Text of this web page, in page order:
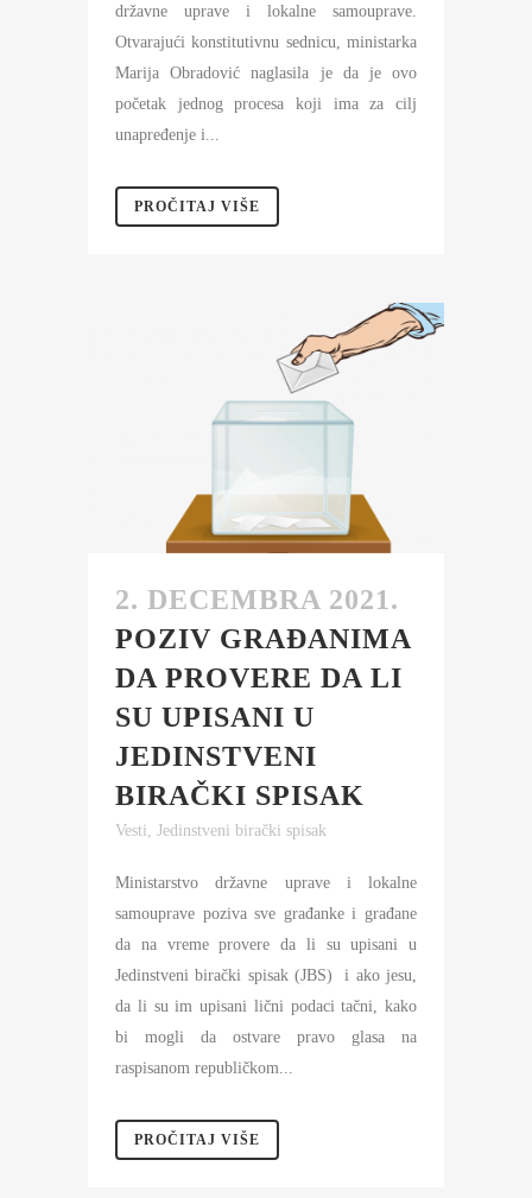
državne uprave i lokalne samouprave.
Otvarajući konstitutivnu sednicu, ministarka
Marija Obradović naglasila je da je ovo
početak jednog procesa koji ima za cilj
unapređenje i...
PROČITAJ VIŠE
2. DECEMBRA 2021.
POZIV GRAĐANIMA
DA PROVERE DA LI
SU UPISANI U
JEDINSTVENI
BIRAČKI SPISAK
Vesti, Jedinstveni birački spisak
Ministarstvo državne uprave i lokalne
samouprave poziva sve građanke i građane
da na vreme provere da li su upisani u
Jedinstveni birački spisak (JBS) i ako jesu,
da li su im upisani lični podaci tačni, kako
bi mogli da ostvare pravo glasa na
raspisanom republičkom...
PROČITAJ VIŠE